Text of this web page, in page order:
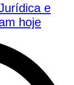
e
hoje